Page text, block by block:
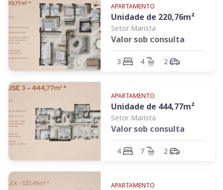
APARTAMENTO
Unidade de 220,76m²
Setor Marista
Valor sob consulta
3 4 2
APARTAMENTO
Unidade de 444,77m²
Setor Marista
Valor sob consulta
4 7 2
APARTAMENTO